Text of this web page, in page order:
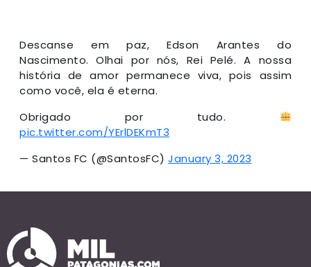
Descanse em paz, Edson Arantes do
Nascimento. Olhai por nós, Rei Pelé. A nossa
história de amor permanece viva, pois assim
como você, ela é eterna.
Obrigado por tudo.
pic.twitter.com/YErlDEKmT3
— Santos FC (@SantosFC) January 3, 2023